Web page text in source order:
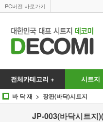
PC버전 바로가기
전체카테고리 + 시트지
바 닥 재 장판(바닥)시트지
JP-003(바닥시트지